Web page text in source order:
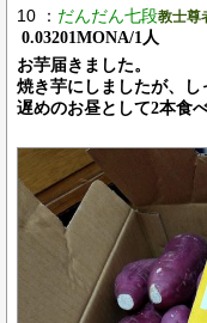
10 ： だんだん七段教士尊
0.03201MONA/1人
お芋届きました。
焼き芋にしましたが、
遅めのお昼として2本食